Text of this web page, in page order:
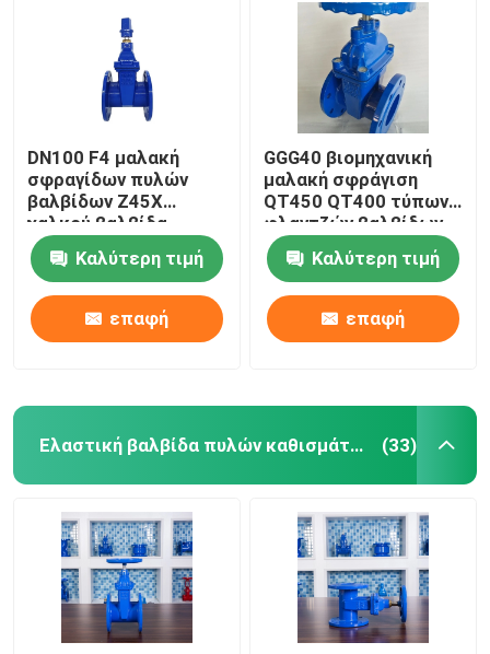
DN100 F4 μαλακή
σφραγίδων πυλών
βαλβίδων Z45X
χαλκού βαλβίδα
πυλών καθισμάτων
αδένων ελαστική
Καλύτερη τιμή
επαφή
GGG40 βιομηχανική
μαλακή σφράγιση
QT450 QT400 τύπων
φλαντζών βαλβίδων
πυλών βιομηχανική
Καλύτερη τιμή
επαφή
Ελαστική βαλβίδα πυλών καθισμάτων (33)